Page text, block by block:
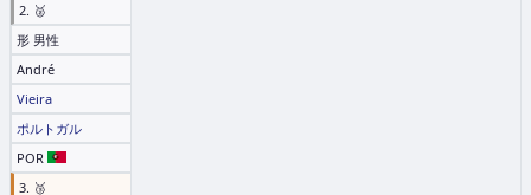
2. 🥈
形 男性
André
Vieira
ポルトガル
POR
3. 🥉